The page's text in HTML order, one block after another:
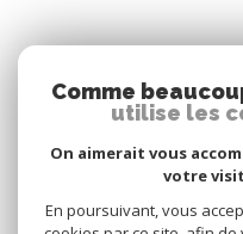
Nous
Comme
utilise les
On aimerait vous
votre
En poursuivant, vous